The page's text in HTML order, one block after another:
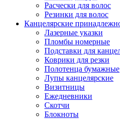
Расчески для волос
Резинки для волос
Канцелярские
Лазерные указки
Пломбы номерные
Подставки для
Коврики для резки
Полотенца бумажные
Лупы канцелярские
Визитницы
Ежедневники
Скотчи
Блокноты